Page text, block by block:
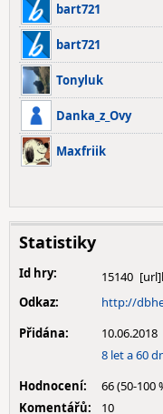
bart721
bart721
Tonyluk
Danka_z_Ovy
Maxfriik
Statistiky
Id hry:
15140
Odkaz:
http://
Přidána:
10.06.2018
8 let a 60
Hodnocení:
66 (50-100
Komentářů:
10